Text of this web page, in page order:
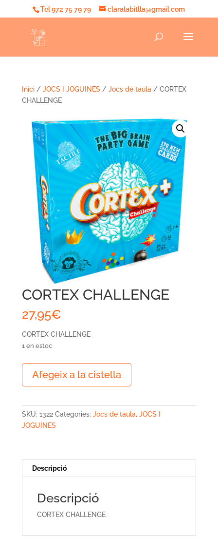
Tel 972 75 79 79 claralabitlla@gmail.com
Inici/ JOCS I JOGUINES / Jocs de taula / CORTEX
CHALLENGE
CORTEX CHALLENGE
27,95€
CORTEX CHALLENGE
1 en estoc
Afegeix a la cistella
SKU: 1322 Categories: Jocs de taula, JOCS I
JOGUINES
Descripció
Descripció
CORTEX CHALLENGE